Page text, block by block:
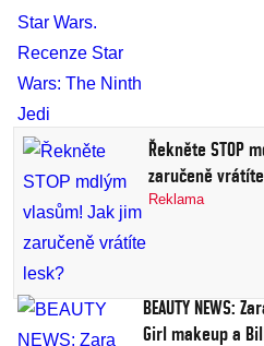
Řekněte STOP
zaručeně
Reklama
BEAUTY NEWS:
Girl makeup a